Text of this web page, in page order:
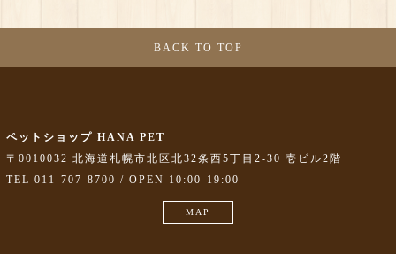
BACK TO TOP
ペットショップ HANA PET
〒0010032 北海道札幌市北区北32条西5丁目2-30 壱ビル2階
TEL 011-707-8700 / OPEN 10:00-19:00
MAP